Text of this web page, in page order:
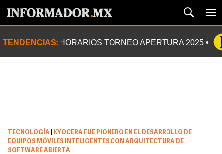
TENDENCIAS: HORARIOS TORNEO APERTURA 2025
TECNOLOGÍA
KYOCERA FUE PIONERO EN EL DESARROLLO DE
EQUIPOS MÓVILES INTELIGENTES CON ARQUITECTURA DE
SOFTWARE ABIERTA